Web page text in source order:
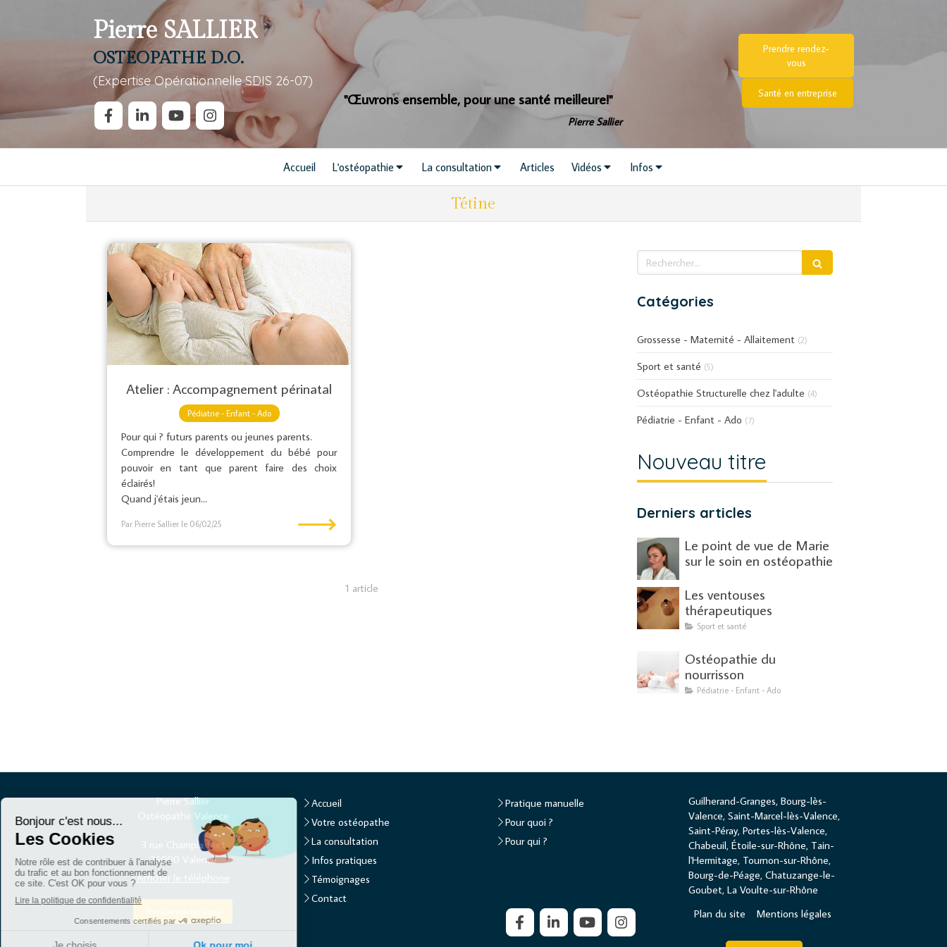
Pierre SALLIER
Prendre rendez-
vous
OSTEOPATHE D.O.
(Expertise Opérationnelle SDIS 26-07)
Santé en entreprise
"Œuvrons ensemble, pour une santé meilleure!"
Pierre Sallier
Accueil L'ostéopathie La consultation Articles Vidéos Infos
Tétine
Atelier : Accompagnement périnatal
Pédiatrie - Enfant - Ado
Pour qui ? futurs parents ou jeunes parents.
Comprendre le développement du bébé pour
pouvoir en tant que parent faire des choix
éclairés!
Quand j'étais jeun...
Par Pierre Sallier le 06/02/25 ⟶
1 article
Rechercher
Catégories
Grossesse - Maternité - Allaitement (2)
Sport et santé (5)
Ostéopathie Structurelle chez l'adulte (4)
Pédiatrie - Enfant - Ado (7)
Nouveau titre
Derniers articles
Le point de vue de Marie
sur le soin en ostéopathie
Les ventouses
thérapeutiques
Sport et santé
Ostéopathie du
nourrisson
Pédiatrie - Enfant - Ado
Pierre Sallier
Ostéopathe Valence
3 rue Championnet
26000 Valence
Afficher le téléphone
Prendre rendez-vous
Accueil
Votre ostéopathe
La consultation
Infos pratiques
Témoignages
Contact
Pratique manuelle
Pour quoi ?
Pour qui ?
Guilherand-Granges, Bourg-lès-
Valence, Saint-Marcel-lès-Valence,
Saint-Péray, Portes-lès-Valence,
Chabeuil, Étoile-sur-Rhône, Tain-
l'Hermitage, Tournon-sur-Rhône,
Bourg-de-Péage, Chatuzange-le-
Goubet, La Voulte-sur-Rhône
Plan du site
Mentions légales